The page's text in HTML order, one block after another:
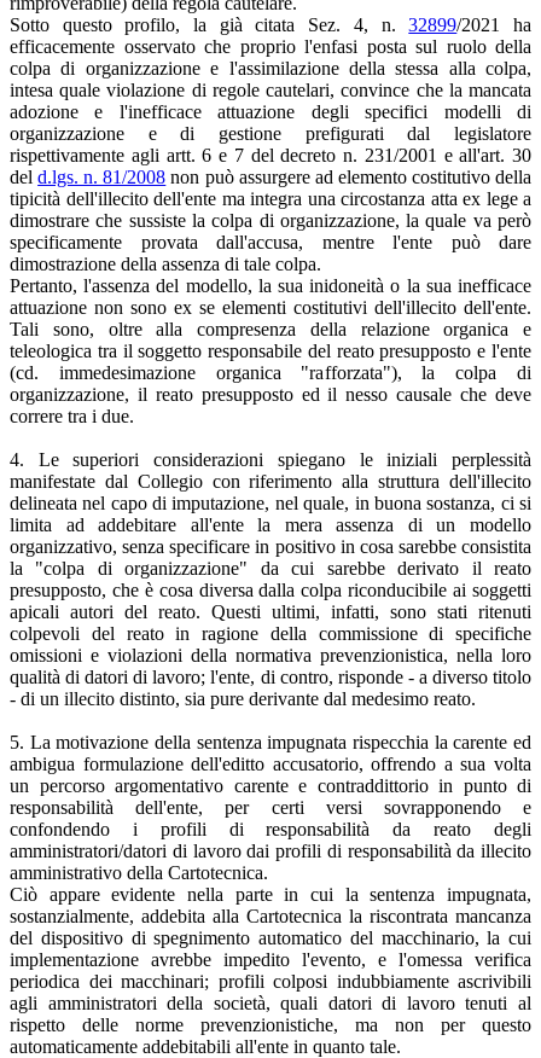
Sotto questo profilo, la già citata Sez. 4, n.32899/2021 ha
efficacemente osservato che proprio l'enfasi posta sul ruolo della
colpa di organizzazione e l'assimilazione della stessa alla colpa,
intesa quale violazione di regole cautelari, convince che la mancata
adozione e l'inefficace attuazione degli specifici modelli di
organizzazione e di gestione prefigurati dal legislatore
rispettivamente agli artt. 6 e 7 del decreto n. 231/2001 e all'art. 30
deld.lgs. n. 81/2008 non può assurgere ad elemento costitutivo della
tipicità dell'illecito dell'ente ma integra una circostanza atta ex lege a
dimostrare che sussiste la colpa di organizzazione, la quale va però
specificamente provata dall'accusa, mentre l'ente può dare
dimostrazione della assenza di tale colpa.
Pertanto, l'assenza del modello, la sua inidoneità o la sua inefficace
attuazione non sono ex se elementi costitutivi dell'illecito dell'ente.
Tali sono, oltre alla compresenza della relazione organica e
teleologica tra il soggetto responsabile del reato presupposto e l'ente
(cd. immedesimazione organica "rafforzata"), la colpa di
organizzazione, il reato presupposto ed il nesso causale che deve
correre tra i due.
4. Le superiori considerazioni spiegano le iniziali perplessità
manifestate dal Collegio con riferimento alla struttura dell'illecito
delineata nel capo di imputazione, nel quale, in buona sostanza, ci si
limita ad addebitare all'ente la mera assenza di un modello
organizzativo, senza specificare in positivo in cosa sarebbe consistita
la "colpa di organizzazione" da cui sarebbe derivato il reato
presupposto, che è cosa diversa dalla colpa riconducibile ai soggetti
apicali autori del reato. Questi ultimi, infatti, sono stati ritenuti
colpevoli del reato in ragione della commissione di specifiche
omissioni e violazioni della normativa prevenzionistica, nella loro
qualità di datori di lavoro; l'ente, di contro, risponde - a diverso titolo
- di un illecito distinto, sia pure derivante dal medesimo reato.
5. La motivazione della sentenza impugnata rispecchia la carente ed
ambigua formulazione dell'editto accusatorio, offrendo a sua volta
un percorso argomentativo carente e contraddittorio in punto di
responsabilità dell'ente, per certi versi sovrapponendo e
confondendo i profili di responsabilità da reato degli
amministratori/datori di lavoro dai profili di responsabilità da illecito
amministrativo della Cartotecnica.
Ciò appare evidente nella parte in cui la sentenza impugnata,
sostanzialmente, addebita alla Cartotecnica la riscontrata mancanza
del dispositivo di spegnimento automatico del macchinario, la cui
implementazione avrebbe impedito l'evento, e l'omessa verifica
periodica dei macchinari; profili colposi indubbiamente ascrivibili
agli amministratori della società, quali datori di lavoro tenuti al
rispetto delle norme prevenzionistiche, ma non per questo
automaticamente addebitabili all'ente in quanto tale.